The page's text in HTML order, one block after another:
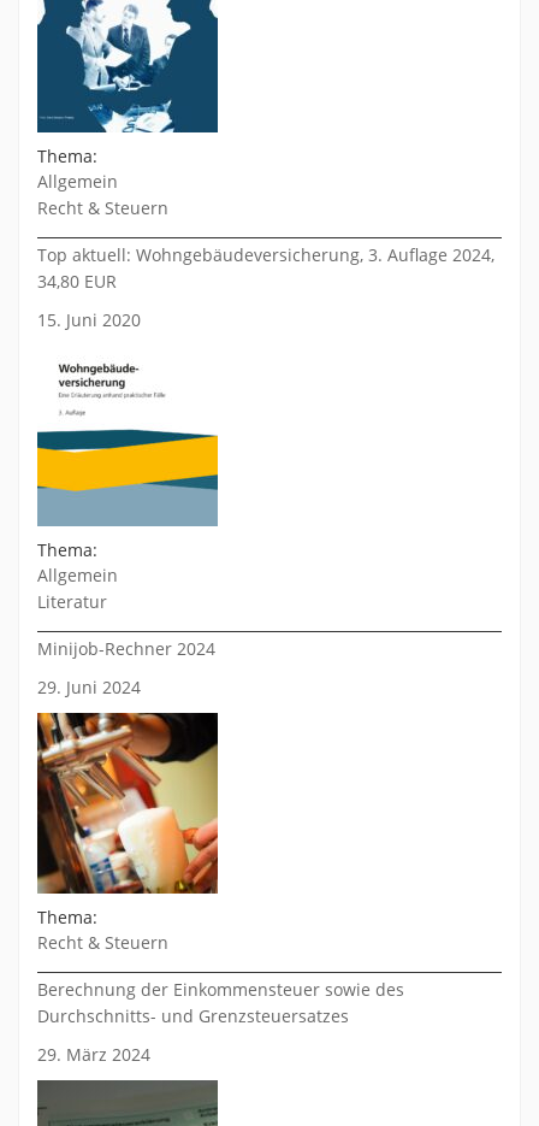
Thema:
Allgemein
Recht & Steuern
Top aktuell: Wohngebäudeversicherung, 3. Auflage 2024,
34,80 EUR
15. Juni 2020
Thema:
Allgemein
Literatur
Minijob-Rechner 2024
29. Juni 2024
Thema:
Recht & Steuern
Berechnung der Einkommensteuer sowie des
Durchschnitts- und Grenzsteuersatzes
29. März 2024